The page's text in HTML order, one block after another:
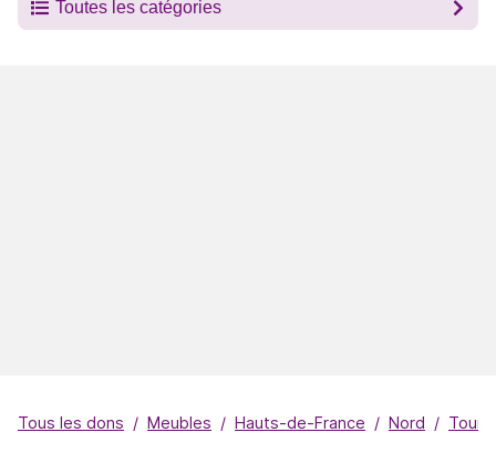
Toutes les catégories
Tous les dons Meubles Hauts-de-France Nord